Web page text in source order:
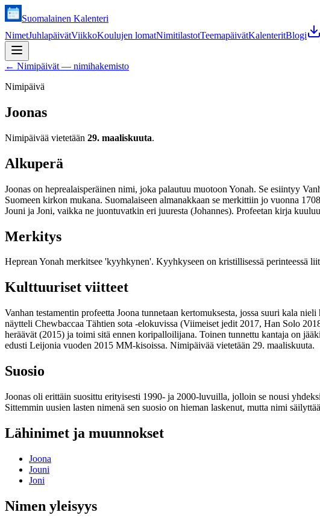
Suomalainen Kalenteri
NimetJuhlapäivätViikkoKoulujen lomatNimitilastotTeemapäivätKalenteritBlogi
← Nimipäivät — nimihakemisto
Nimipäivä
Joonas
Nimipäivää vietetään 29. maaliskuuta.
Alkuperä
Joonas on heprealaisperäinen nimi, joka palautuu muotoon Yonah. Se esiintyy
Suomeen kirkon mukana. Suomalaiseen almanakkaan se merkittiin jo vuonna
Jouni ja Joni, vaikka ne juontuvatkin eri juuresta (Johannes). Profeetan kirja
Merkitys
Heprean Yonah merkitsee 'kyyhkynen'. Kyyhkyseen on kristillisessä perinteessä
Kulttuuriset viitteet
Vanhan testamentin profeetta Joona tunnetaan kertomuksesta, jossa suuri kala
näytteli Chewbaccaa Tähtien sota -elokuvissa (Viimeiset jedit 2017, Han Solo
heräävät (2015) ja toimi sitä ennen koripalloilijana. Toinen tunnettu kantaja on
edusti Leijonia vuoden 2015 MM-kisoissa. Nimipäivää vietetään 29. maaliskuuta.
Suosio
Joonas oli erittäin suosittu erityisesti 1990- ja 2000-luvuilla, jolloin se nousi
Sittemmin uusien lasten nimenä sen suosio on hieman laskenut, mutta nimi
Lähinimet ja muunnokset
Joona
Jouni
Joni
Nimen yleisyys